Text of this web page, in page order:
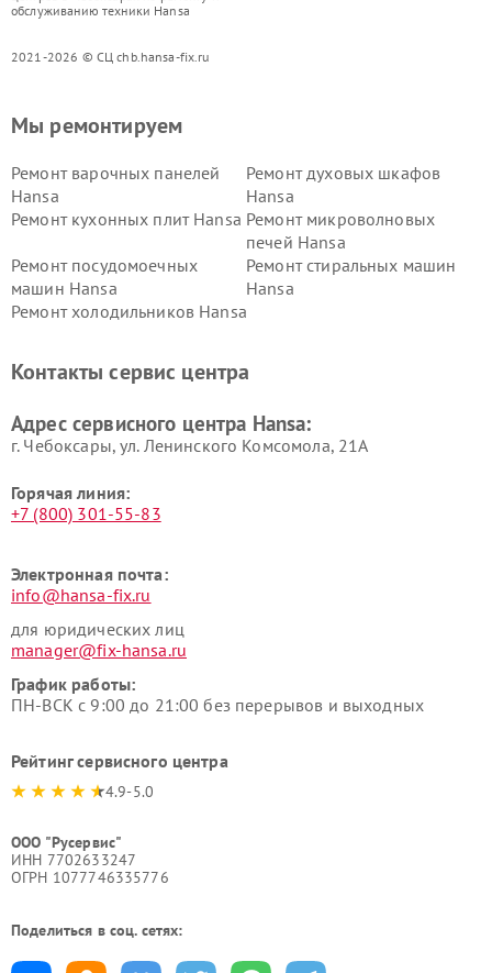
обслуживанию техники Hansa
2021-2026 © СЦ chb.hansa-fix.ru
Мы ремонтируем
Ремонт варочных панелей
Hansa
Ремонт духовых шкафов
Hansa
Ремонт кухонных плит Hansa Ремонт микроволновых
печей Hansa
Ремонт посудомоечных
машин Hansa
Ремонт стиральных машин
Hansa
Ремонт холодильников Hansa
Контакты сервис центра
Адрес сервисного центра Hansa:
г. Чебоксары, ул. Ленинского Комсомола, 21А
Горячая линия:
+7 (800) 301-55-83
Электронная почта:
info@hansa-fix.ru
для юридических лиц
manager@fix-hansa.ru
График работы:
ПН-ВСК с 9:00 до 21:00 без перерывов и выходных
Рейтинг сервисного центра
4.9-5.0
ООО "Русервис"
ИНН 7702633247
ОГРН 1077746335776
Поделиться в соц. сетях: